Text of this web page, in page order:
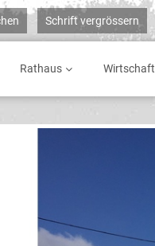
Schrift vergrössern
Rathaus Wirtschaft